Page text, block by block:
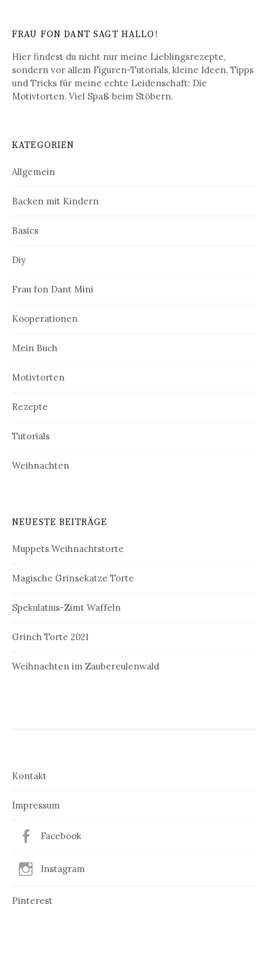
FRAU FON DANT SAGT HALLO!
Hier findest du nicht nur meine Lieblingsrezepte,
sondern vor allem Figuren-Tutorials, kleine Ideen, Tipps
und Tricks für meine echte Leidenschaft: Die
Motivtorten. Viel Spaß beim Stöbern.
KATEGORIEN
Allgemein
Backen mit Kindern
Basics
Diy
Frau fon Dant Mini
Kooperationen
Mein Buch
Motivtorten
Rezepte
Tutorials
Weihnachten
NEUESTE BEITRÄGE
Muppets Weihnachtstorte
Magische Grinsekatze Torte
Spekulatius-Zimt Waffeln
Grinch Torte 2021
Weihnachten im Zaubereulenwald
Kontakt
Impressum
Facebook
Instagram
Pinterest